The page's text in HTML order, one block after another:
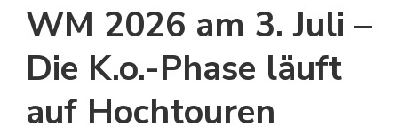
WM 2026 am 3. Juli –
Die K.o.-Phase läuft
auf Hochtouren